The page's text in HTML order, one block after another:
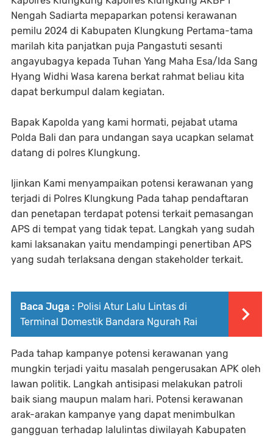
Nengah Sadiarta mepaparkan potensi kerawanan
pemilu 2024 di Kabupaten Klungkung Pertama-tama
marilah kita panjatkan puja Pangastuti sesanti
angayubagya kepada Tuhan Yang Maha Esa/Ida Sang
Hyang Widhi Wasa karena berkat rahmat beliau kita
dapat berkumpul dalam kegiatan.
Bapak Kapolda yang kami hormati, pejabat utama
Polda Bali dan para undangan saya ucapkan selamat
datang di polres Klungkung.
Ijinkan Kami menyampaikan potensi kerawanan yang
terjadi di Polres Klungkung Pada tahap pendaftaran
dan penetapan terdapat potensi terkait pemasangan
APS di tempat yang tidak tepat. Langkah yang sudah
kami laksanakan yaitu mendampingi penertiban APS
yang sudah terlaksana dengan stakeholder terkait.
Baca Juga : Polisi Atur Lalu Lintas di
Terminal Domestik Bandara Ngurah Rai
Pada tahap kampanye potensi kerawanan yang
mungkin terjadi yaitu masalah pengerusakan APK oleh
lawan politik. Langkah antisipasi melakukan patroli
baik siang maupun malam hari. Potensi kerawanan
arak-arakan kampanye yang dapat menimbulkan
gangguan terhadap lalulintas diwilayah Kabupaten